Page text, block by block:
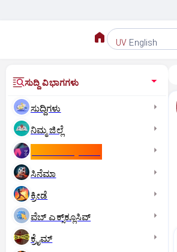
UV English
ಸುದ್ದಿ ವಿಭಾಗಗಳು
ಸುದ್ದಿಗಳು
ನಿಮ್ಮ ಜಿಲ್ಲೆ
ಸಿನೆಮಾ
ಕ್ರೀಡೆ
ವೆಬ್ ಎಕ್ಸ್‌ಕ್ಲೂಸಿವ್
ಕ್ರೈಮ್